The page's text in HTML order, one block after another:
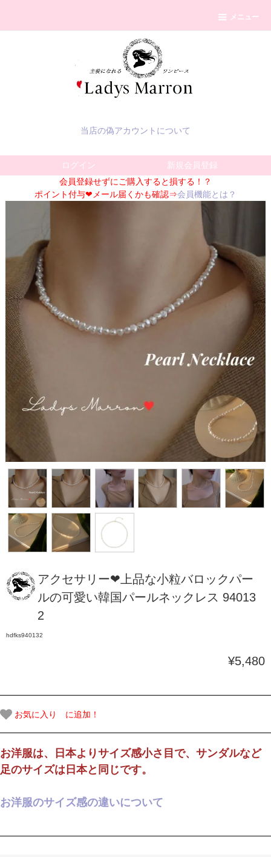
メニュー
当店の偽アカウントについて
ログイン
新規会員登録
会員登録せずにご購入すると損する！？
ポイント付与❤メール届くかも確認⇒会員機能とは？
アクセサリー❤上品な小粒バロックパー
ルの可愛い韓国パールネックレス 94013
2
hdfks940132
¥5,480
お気に入り に追加！
お洋服は、日本よりサイズ感小さ目で、サンダルなど
足のサイズは日本と同じです。
お洋服のサイズ感の違いについて